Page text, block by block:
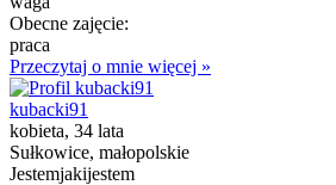
Obecne zajęcie:
praca
Przeczytaj o mnie więcej »
kubacki91
kobieta, 34 lata
Sułkowice, małopolskie
Jestemjakijestem